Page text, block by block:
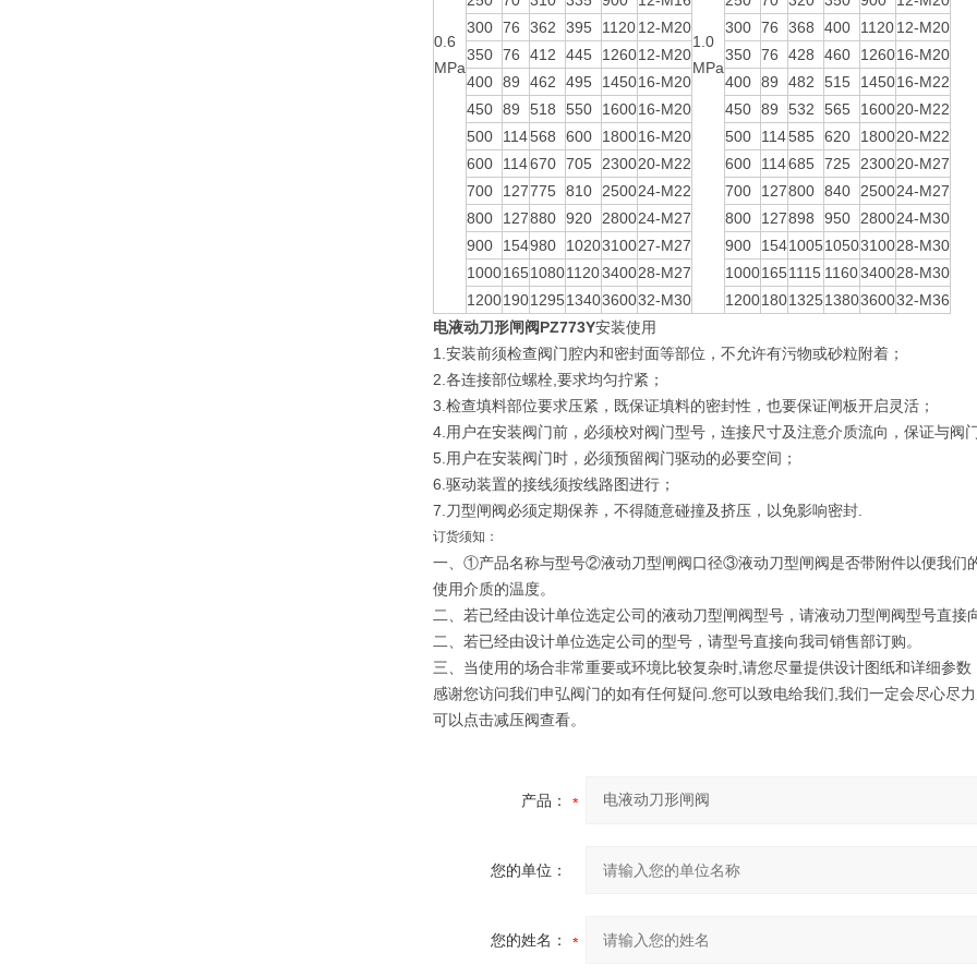
0.6
MPa
1.0
MPa
300 76 362 395 112012-M20 300 76 368 400 112012-M20
350 76 412 445 126012-M20 350 76 428 460 126016-M20
400 89 462 495 145016-M20 400 89 482 515 145016-M22
450 89 518 550 160016-M20 450 89 532 565 160020-M22
500
114568 600 180016-M20 500 114585 620 180020-M22
600
114670 705 230020-M22 600 114685 725 230020-M27
700
127775 810 250024-M22 700 127800 840 250024-M27
800
127880 920 280024-M27 800 127898 950 280024-M30
900
154980 1020310027-M27 900 15410051050310028-M30
100016510801120340028-M27 10001651115 1160340028-M30
120019012951340360032-M30 120018013251380360032-M36
电液动刀形闸阀PZ773Y安装使用
1.安装前须检查阀门腔内和密封面等部位，不允许有污物或砂粒附着；
2.各连接部位螺栓,要求均匀拧紧；
3.检查填料部位要求压紧，既保证填料的密封性，也要保证闸板开启灵活；
4.用户在安装阀门前，必须校对阀门型号，连接尺寸及注意介质流向，保证与阀
5.用户在安装阀门时，必须预留阀门驱动的必要空间；
6.驱动装置的接线须按线路图进行；
7.刀型闸阀必须定期保养，不得随意碰撞及挤压，以免影响密封.
订货须知：
一、①产品名称与型号②液动刀型闸阀口径③液动刀型闸阀是否带附件以便我
使用介质的温度。
二、若已经由设计单位选定公司的液动刀型闸阀型号，请液动刀型闸阀型号直接
二、若已经由设计单位选定公司的型号，请型号直接向我司销售部订购。
三、当使用的场合非常重要或环境比较复杂时,请您尽量提供设计图纸和详细参
感谢您访问我们申弘阀门的如有任何疑问.您可以致电给我们,我们一定会尽心尽
可以点击减压阀查看。
产品：
您的单位：
您的姓名：